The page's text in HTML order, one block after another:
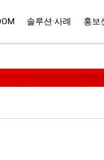
솔루션·사례 홍보